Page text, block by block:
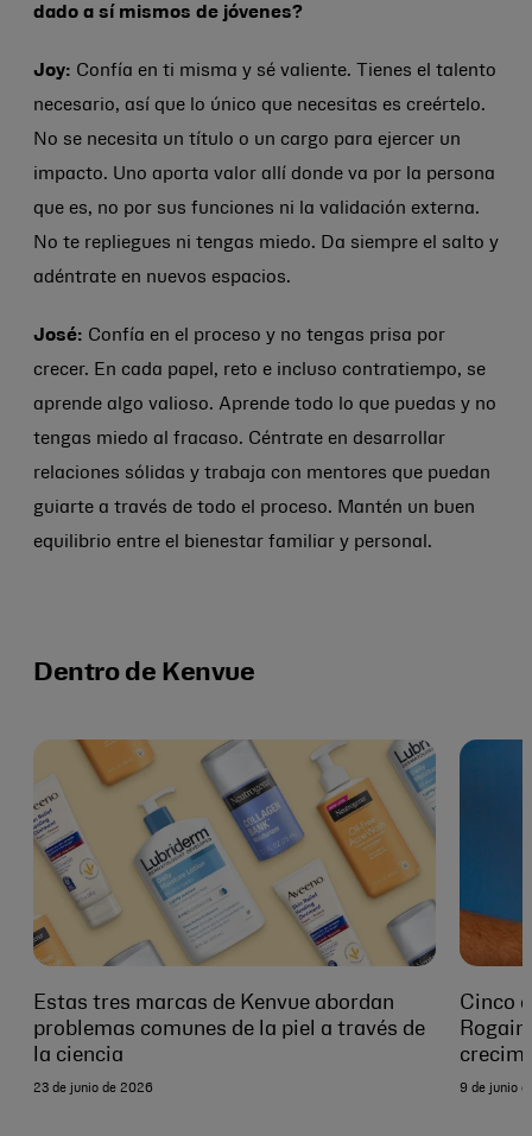
dado a sí mismos de jóvenes?
Joy: Confía en ti misma y sé valiente. Tienes el talento
necesario, así que lo único que necesitas es creértelo.
No se necesita un título o un cargo para ejercer un
impacto. Uno aporta valor allí donde va por la persona
que es, no por sus funciones ni la validación externa.
No te repliegues ni tengas miedo. Da siempre el salto y
adéntrate en nuevos espacios.
José: Confía en el proceso y no tengas prisa por
crecer. En cada papel, reto e incluso contratiempo, se
aprende algo valioso. Aprende todo lo que puedas y no
tengas miedo al fracaso. Céntrate en desarrollar
relaciones sólidas y trabaja con mentores que puedan
guiarte a través de todo el proceso. Mantén un buen
equilibrio entre el bienestar familiar y personal.
Dentro de Kenvue
Estas tres marcas de Kenvue abordan
problemas comunes de la piel a través de
la ciencia
23 de junio de 2026
Cinco
9 de junio